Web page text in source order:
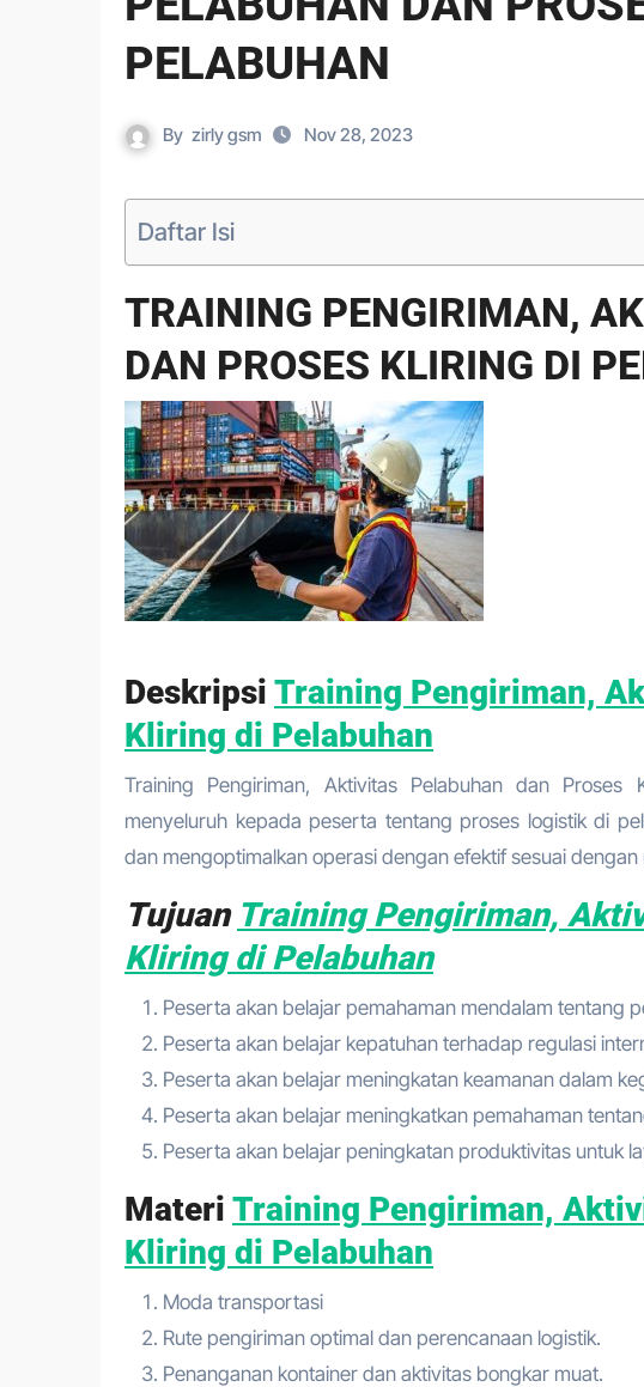
PELABUHAN
By zirly gsm Nov 28, 2023
Daftar Isi
TRAINING PENGIRIMAN,
DAN PROSES KLIRING DI
Deskripsi Training Pengiriman,
Kliring di Pelabuhan
Training Pengiriman, Aktivitas Pelabuhan dan
menyeluruh kepada peserta tentang proses logistik di
dan mengoptimalkan operasi dengan efektif sesuai
Tujuan Training Pengiriman,
Kliring di Pelabuhan
Peserta akan belajar pemahaman mendalam tentang
Peserta akan belajar kepatuhan terhadap regulasi
Peserta akan belajar meningkatan keamanan dalam
Peserta akan belajar meningkatkan pemahaman
Peserta akan belajar peningkatan produktivitas untuk
Materi Training Pengiriman,
Kliring di Pelabuhan
Moda transportasi
Rute pengiriman optimal dan perencanaan logistik.
Penanganan kontainer dan aktivitas bongkar muat.